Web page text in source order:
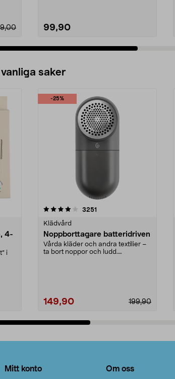
99,90
saker
4-
i
-25%
3251
Klädvård
Noppborttagare batteridriven
Vårda kläder och andra textilier –
ta bort noppor och ludd.
199,90
149,90
4.5av 5 stjärnor
Mitt konto Om oss